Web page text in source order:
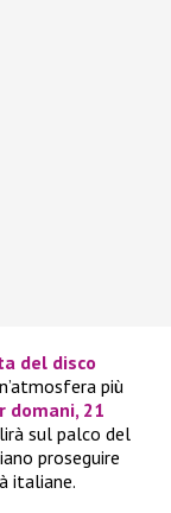
del disco
più
domani, 21
sul palco del
proseguire
italiane.